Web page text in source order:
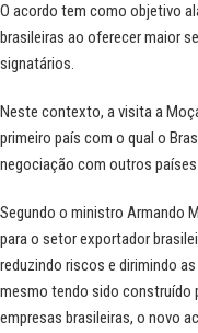
O acordo tem como objetivo
brasileiras ao oferecer maior
signatários.
Neste contexto, a visita a
primeiro país com o qual o
negociação com outros
Segundo o ministro Armando
para o setor exportador
reduzindo riscos e dirimindo
mesmo tendo sido construído
empresas brasileiras, o novo